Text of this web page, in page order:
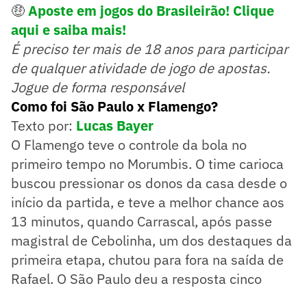
🤑Aposte em jogos do Brasileirão! Clique
aqui e saiba mais!
É preciso ter mais de 18 anos para participar
de qualquer atividade de jogo de apostas.
Jogue de forma responsável
Como foi São Paulo x Flamengo?
Texto por: Lucas Bayer
O Flamengo teve o controle da bola no
primeiro tempo no Morumbis. O time carioca
buscou pressionar os donos da casa desde o
início da partida, e teve a melhor chance aos
13 minutos, quando Carrascal, após passe
magistral de Cebolinha, um dos destaques da
primeira etapa, chutou para fora na saída de
Rafael. O São Paulo deu a resposta cinco